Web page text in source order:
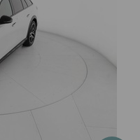
come
standard ed
colorazione degli
SW 220 d mhev